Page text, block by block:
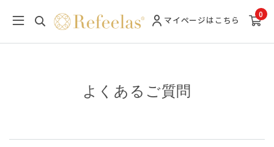
マイページはこちら
0
よくあるご質問